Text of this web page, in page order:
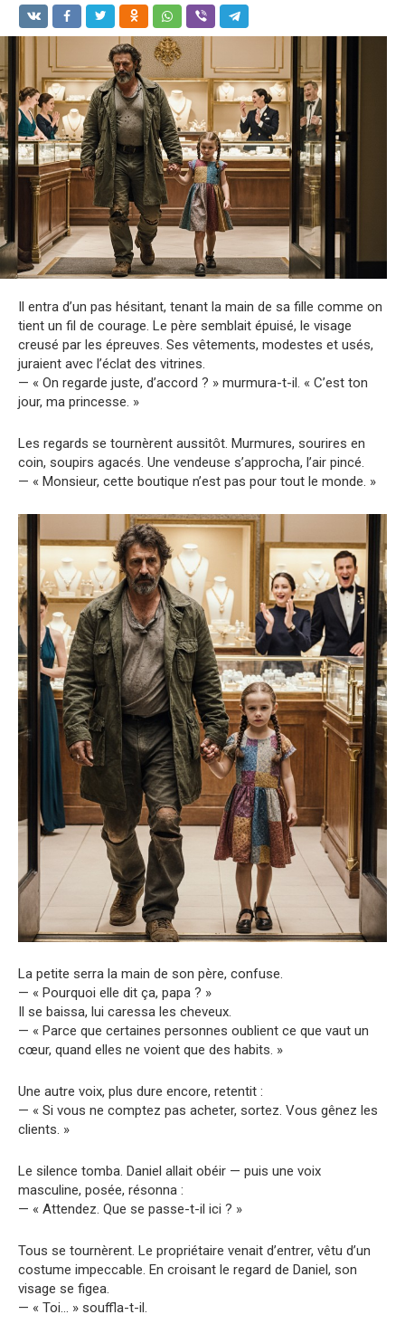
Il entra d’un pas hésitant, tenant la main de sa fille comme on
tient un fil de courage. Le père semblait épuisé, le visage
creusé par les épreuves. Ses vêtements, modestes et usés,
juraient avec l’éclat des vitrines.
— « On regarde juste, d’accord ? » murmura-t-il. « C’est ton
jour, ma princesse. »
Les regards se tournèrent aussitôt. Murmures, sourires en
coin, soupirs agacés. Une vendeuse s’approcha, l’air pincé.
— « Monsieur, cette boutique n’est pas pour tout le monde. »
La petite serra la main de son père, confuse.
— « Pourquoi elle dit ça, papa ? »
Il se baissa, lui caressa les cheveux.
— « Parce que certaines personnes oublient ce que vaut un
cœur, quand elles ne voient que des habits. »
Une autre voix, plus dure encore, retentit :
— « Si vous ne comptez pas acheter, sortez. Vous gênez les
clients. »
Le silence tomba. Daniel allait obéir — puis une voix
masculine, posée, résonna :
— « Attendez. Que se passe-t-il ici ? »
Tous se tournèrent. Le propriétaire venait d’entrer, vêtu d’un
costume impeccable. En croisant le regard de Daniel, son
visage se figea.
— « Toi… » souffla-t-il.